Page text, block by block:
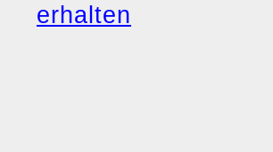
erhalten